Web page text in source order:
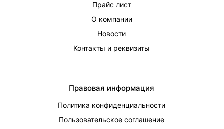
Прайс лист
О компании
Новости
Контакты и реквизиты
Правовая информация
Политика конфиденциальности
Пользовательское соглашение